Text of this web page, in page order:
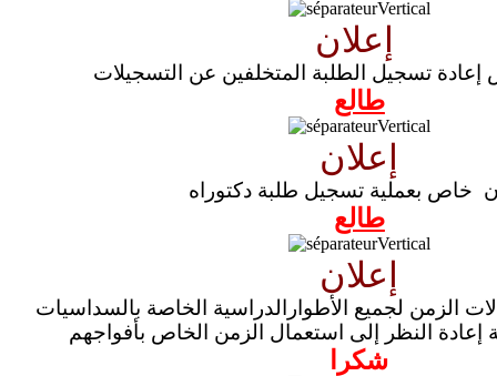
تسجيل الطلبة المتخلفين عن التسجيلات
طالع
إعلان
خاص بعملية تسجيل طلبة دكتوراه
طالع
إعلان
الزمن لجميع الأطوارالدراسية الخاصة بالسداسيات
إعادة النظر إلى استعمال الزمن الخاص بأفواجهم
شكرا